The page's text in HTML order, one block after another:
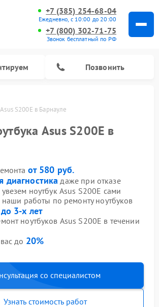
+7 (385) 254-68-04
Ежедневно, с 10:00 до 20:00
+7 (800) 302-71-75
Звонок бесплатный по РФ
Позвонить
S200E в Барнауле
Asus S200E в
от 580 руб.
диагностика даже при отказе
ноутбук Asus S200E сами
наши работы по ремонту ноутбуков
до 3-х лет
ноутбуков Asus S200E в течении
до 20%
со специалистом
Узнать стоимость работ